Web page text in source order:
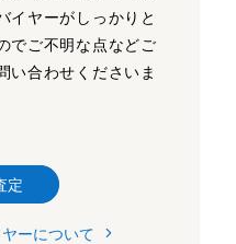
イヤーがしっかりと
でご不明な点などご
い合わせくださいま
定
ーについて